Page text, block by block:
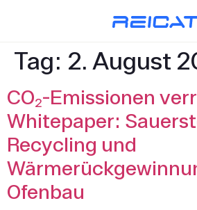
Tag: 2. August
CO₂-Emissionen
Whitepaper:
Recycling und
Ofenbau